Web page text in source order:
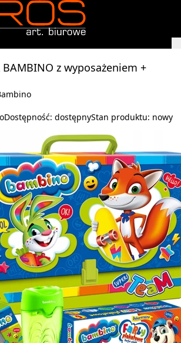
BAMBINO z wyposażeniem +
Dostępność: dostępnyStan produktu: nowy